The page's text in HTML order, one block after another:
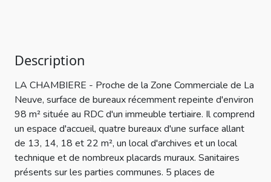
Description
LA CHAMBIERE - Proche de la Zone Commerciale de La
Neuve, surface de bureaux récemment repeinte d'environ
98 m² située au RDC d'un immeuble tertiaire. Il comprend
un espace d'accueil, quatre bureaux d'une surface allant
de 13, 14, 18 et 22 m², un local d'archives et un local
technique et de nombreux placards muraux. Sanitaires
présents sur les parties communes. 5 places de